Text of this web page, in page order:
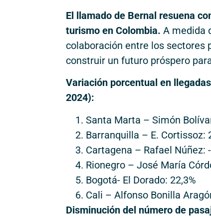
El llamado de Bernal resuena
turismo en Colombia. A medida
colaboración entre los sectores
construir un futuro próspero
Variación porcentual en
2024):
Santa Marta – Simón
Barranquilla – E. Cortissoz:
Cartagena – Rafael Núñez:
Rionegro – José María
Bogotá- El Dorado: 22,3%
Cali – Alfonso Bonilla
Disminución del número de